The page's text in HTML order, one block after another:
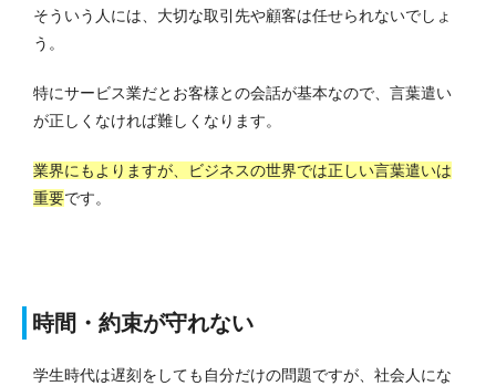
そういう人には、大切な取引先や顧客は任せられないでしょ
う。
特にサービス業だとお客様との会話が基本なので、言葉遣い
が正しくなければ難しくなります。
業界にもよりますが、ビジネスの世界では正しい言葉遣いは
重要です。
時間・約束が守れない
学生時代は遅刻をしても自分だけの問題ですが、社会人にな